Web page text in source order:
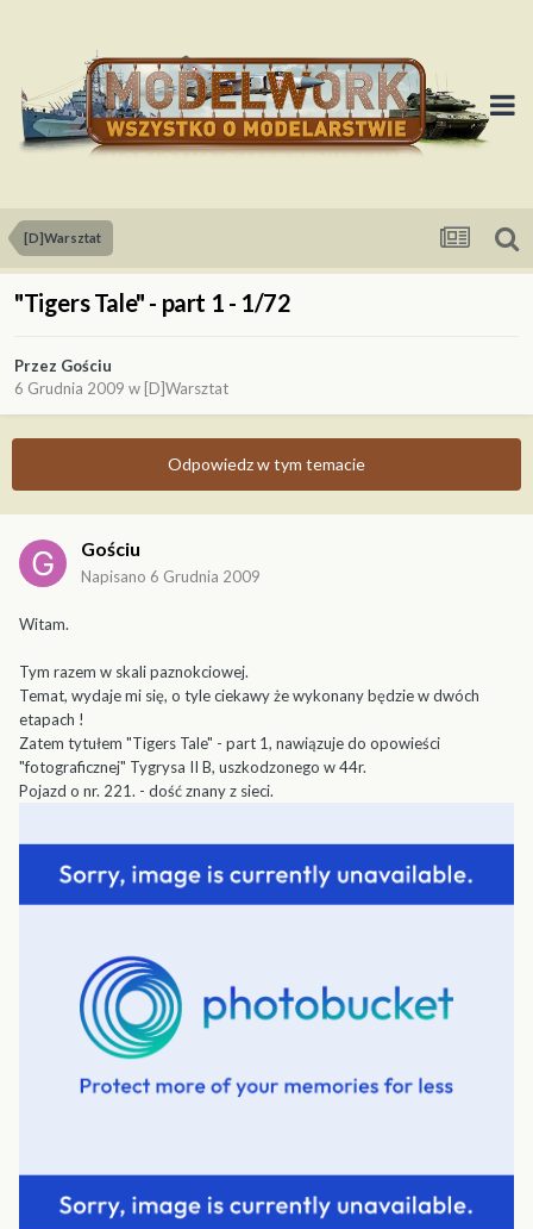
[D]Warsztat
"Tigers Tale" - part 1 - 1/72
Przez Gościu
6 Grudnia 2009 w [D]Warsztat
Odpowiedz w tym temacie
Gościu
Napisano 6 Grudnia 2009
Witam.
Tym razem w skali paznokciowej.
Temat, wydaje mi się, o tyle ciekawy że wykonany będzie w dwóch
etapach !
Zatem tytułem "Tigers Tale" - part 1, nawiązuje do opowieści
"fotograficznej" Tygrysa II B, uszkodzonego w 44r.
Pojazd o nr. 221. - dość znany z sieci.